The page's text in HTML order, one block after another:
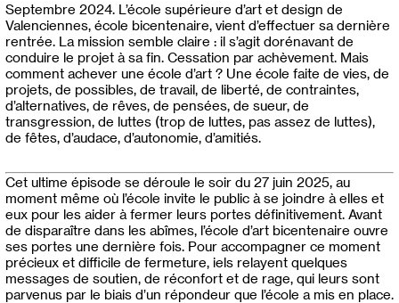
Septembre 2024. L’école supérieure d’art et design de
Valenciennes, école bicentenaire, vient d’effectuer sa dernière
rentrée. La mission semble claire : il s’agit dorénavant de
conduire le projet à sa fin. Cessation par achèvement. Mais
comment achever une école d’art ? Une école faite de vies, de
projets, de possibles, de travail, de liberté, de contraintes,
d’alternatives, de rêves, de pensées, de sueur, de
transgression, de luttes (trop de luttes, pas assez de luttes),
de fêtes, d’audace, d’autonomie, d’amitiés.
Cet ultime épisode se déroule le soir du 27 juin 2025, au
moment même où l’école invite le public à se joindre à elles et
eux pour les aider à fermer leurs portes définitivement. Avant
de disparaître dans les abîmes, l’école d’art bicentenaire ouvre
ses portes une dernière fois. Pour accompagner ce moment
précieux et difficile de fermeture, iels relayent quelques
messages de soutien, de réconfort et de rage, qui leurs sont
parvenus par le biais d’un répondeur que l’école a mis en place.